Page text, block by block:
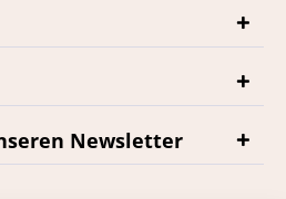
Newsletter